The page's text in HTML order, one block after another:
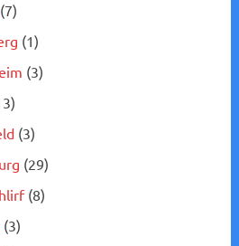
(7)
(1)
(3)
(3)
(29)
(8)
(3)